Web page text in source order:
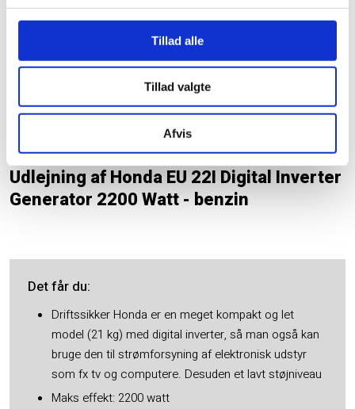
Tillad alle
Tillad valgte
Afvis
Hør mere på telefon: ​40 500 100
Udlejning af Honda EU 22I Digital Inverter
Generator 2200 Watt - benzin
Det får du​:
Driftssikker Honda er en meget kompakt og let
model (21 kg) med digital inverter, så man også kan
bruge den til strømforsyning af elektronisk udstyr
som fx tv og computere. Desuden et lavt støjniveau
Maks effekt: 2200 watt